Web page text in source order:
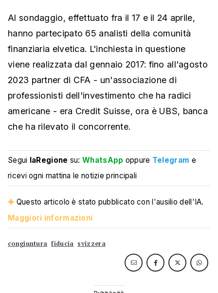
Al sondaggio, effettuato fra il 17 e il 24 aprile,
hanno partecipato 65 analisti della comunità
finanziaria elvetica. L'inchiesta in questione
viene realizzata dal gennaio 2017: fino all'agosto
2023 partner di CFA - un'associazione di
professionisti dell'investimento che ha radici
americane - era Credit Suisse, ora è UBS, banca
che ha rilevato il concorrente.
Segui laRegione su:WhatsApp oppure Telegram e
ricevi ogni mattina le notizie principali
Questo articolo è stato pubblicato con l'ausilio dell'IA.
Maggiori informazioni
congiuntura fiducia svizzera